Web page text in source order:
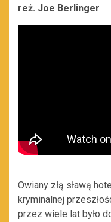
reż. Joe Berlinger
Owiany złą sławą
kryminalnej
przez wiele lat było